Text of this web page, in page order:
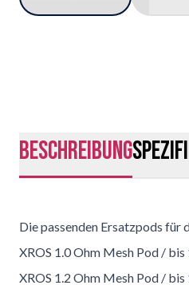
Beschreibung
Die passenden Ersatzpods für
XROS 1.0 Ohm Mesh Pod /
XROS 1.2 Ohm Mesh Pod /